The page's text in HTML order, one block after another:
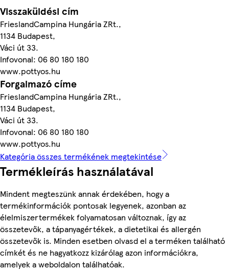
Visszaküldési cím
FrieslandCampina Hungária ZRt.,
1134 Budapest,
Váci út 33.
Infovonal: 06 80 180 180
www.pottyos.hu
Forgalmazó címe
FrieslandCampina Hungária ZRt.,
1134 Budapest,
Váci út 33.
Infovonal: 06 80 180 180
www.pottyos.hu
Kategória összes termékének megtekintése
Termékleírás használatával
Mindent megteszünk annak érdekében, hogy a
termékinformációk pontosak legyenek, azonban az
élelmiszertermékek folyamatosan változnak, így az
összetevők, a tápanyagértékek, a dietetikai és allergén
összetevők is. Minden esetben olvasd el a terméken található
címkét és ne hagyatkozz kizárólag azon információkra,
amelyek a weboldalon találhatóak.